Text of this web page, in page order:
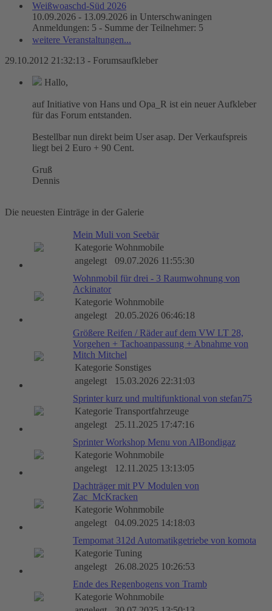
Weißwoaschd-Süd 2026
10.09.2026 - 13.09.2026 in Unterschwaningen
Anmeldungen: 5 - Summe der Teilnehmer: 5
weitere Veranstaltungen...
29.10.2012 21:32:13 - Forumsaufkleber
Hallo,
auf Initiative von Hans und Opa_R ist ein neuer Aufkleber
für das Forum entstanden.
Bestellbar nun direkt beim User asap. Der Verkaufspreis
liegt bei 2 Euro + 90 Cent.
Gruß
Dennis
Die neuesten Einträge in der Galerie
Mein Muli von Seebär
Kategorie Wohnmobile
angelegt
09.07.2026 11:55:30
Wohnmobil für drei - 3 Raumwohnung von
Ackinator
Kategorie Wohnmobile
angelegt
20.05.2026 06:46:18
Größere Reifen / Räder auf dem VW LT 28,
Vorgehen + Tachoanpassung + Abnahme von
Mitch Mitchel
Kategorie Sonstiges
angelegt
15.03.2026 22:31:03
Sprinter kurz und multifunktional von stefan75
Kategorie Transportfahrzeuge
angelegt
25.11.2025 17:47:16
Sprinter Workshop Menu von AlBondigaz
Kategorie Wohnmobile
angelegt
12.11.2025 13:13:05
Dachträger mit PV Modulen von
Zac_McKracken
Kategorie Wohnmobile
angelegt
04.09.2025 14:18:03
Tempomat 312d Automatikgetriebe von komota
Kategorie Tuning
angelegt
26.08.2025 10:26:53
Ende des Regenbogens von Tramb
Kategorie Wohnmobile